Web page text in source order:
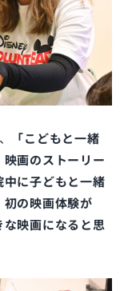
「こどもと一緒
画のストーリー
に子どもと一緒
の映画体験が
な映画になると思